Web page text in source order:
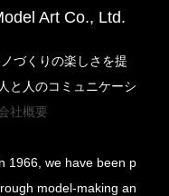
Art Co., Ltd.
づくりの楽しさを提
と人のコミュニケーシ
社概要
1966, we have been p
model-making an